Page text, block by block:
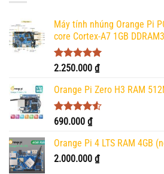
Máy tính nhúng Orange Pi
core Cortex-A7 1GB DDRAM3
Được xếp
5 sao
2.250.000 ₫
Orange Pi Zero H3 RAM
Được xếp
4.50
5 sao
690.000 ₫
Orange Pi 4 LTS RAM 4GB
2.000.000 ₫